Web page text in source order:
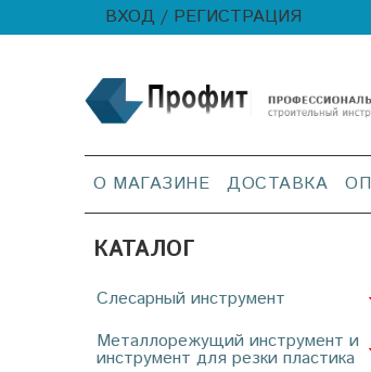
ВХОД / РЕГИСТРАЦИЯ
О МАГАЗИНЕ ДОСТАВКА
КАТАЛОГ
Слесарный инструмент
Металлорежущий инструмент и
инструмент для резки пластика